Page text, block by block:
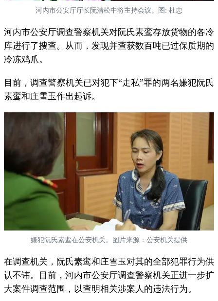
河内市公安厅厅长阮清松中将主持会议。图: 杜忠
河内市公安厅调查警察机关对阮氏素鸾存放货物的各冷
库进行了搜查。从而，发现并查获数百吨已过保质期的
冷冻鸡爪。
目前，调查警察机关已对犯下“走私”罪的两名嫌犯阮氏
素鸾和庄雪玉作出起诉。
嫌犯阮氏素鸾在公安机关。图片来源：公安机关提供
在调查机关，阮氏素鸾和庄雪玉对其的全部犯罪行为供
认不讳。目前，河内市公安厅调查警察机关正进一步扩
大案件调查范围，以查明相关涉案人的违法行为。